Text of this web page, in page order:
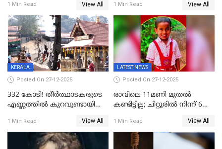
കേസ്; തർക്കമുണ്ടായത്
ഫേഷ്യലിന് 300 രൂപ
ആവശ്യപ്പെട്ടതിനെച്ചൊല്ലി
1 Min Read View All
അപകടം കണ്ണൂരിൽ
1 Min Read View All
KERALA
Posted On 27-12-2025
332 കോടി! തീർത്ഥാടകരുടെ
എണ്ണത്തിൽ കുറവുണ്ടായിട്ടും
കുതിച്ചുയരുന്നു
1 Min Read View All
LATEST NEWS
Posted On 27-12-2025
രാവിലെ 11മണി മുതൽ
കണ്ടിട്ടില്ല; ചിറ്റൂരിൽ നിന്ന് 6
1 Min Read View All